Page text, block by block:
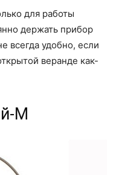
для работы
держать прибор
всегда удобно, если
веранде как-
М